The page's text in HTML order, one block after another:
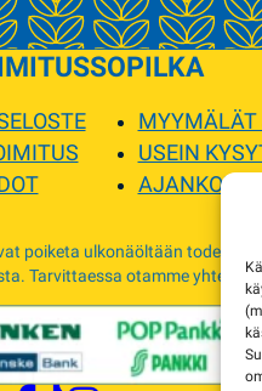
SOPILKA
MYYMÄLÄT
USEIN
poiketa ulkonäöltään
Tarvittaessa otamme